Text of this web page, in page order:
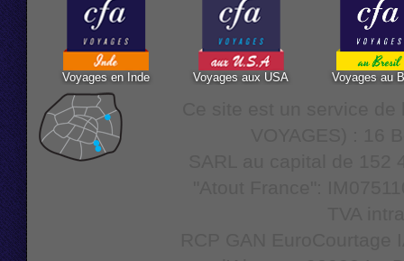
Voyages en Inde Voyages aux USA Voyages au